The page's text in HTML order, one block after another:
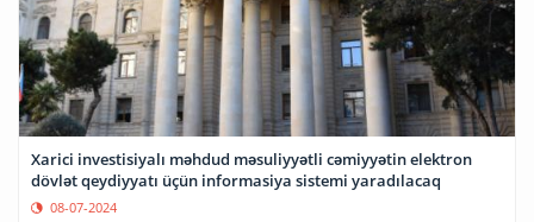
Xarici investisiyalı məhdud məsuliyyətli cəmiyyətin elektron
dövlət qeydiyyatı üçün informasiya sistemi yaradılacaq
08-07-2024